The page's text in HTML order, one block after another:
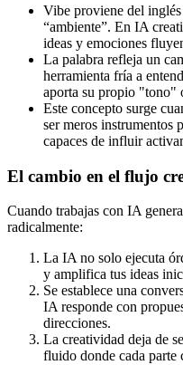
Vibe proviene del
“ambiente”. En IA
ideas y emociones
La palabra refleja un
herramienta fría a
aporta su propio "tono"
Este concepto surge
ser meros instrumentos
capaces de influir
El cambio en el flujo
Cuando trabajas con IA
radicalmente:
La IA no solo ejecuta
y amplifica tus ideas
Se establece una
IA responde con
direcciones.
La creatividad deja de
fluido donde cada